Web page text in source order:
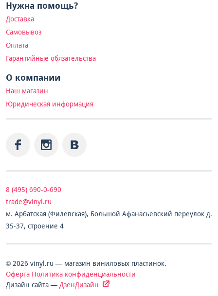
Нужна помощь?
Доставка
Самовывоз
Оплата
Гарантийные обязательства
О компании
Наш магазин
Юридическая информация
8 (495) 690-0-690
trade@vinyl.ru
м. Арбатская (Филевская), Большой Афанасьевский переулок д.
35-37, строение 4
© 2026 vinyl.ru — магазин виниловых пластинок.
Оферта Политика конфиденциальности
Дизайн сайта — ДзенДизайн